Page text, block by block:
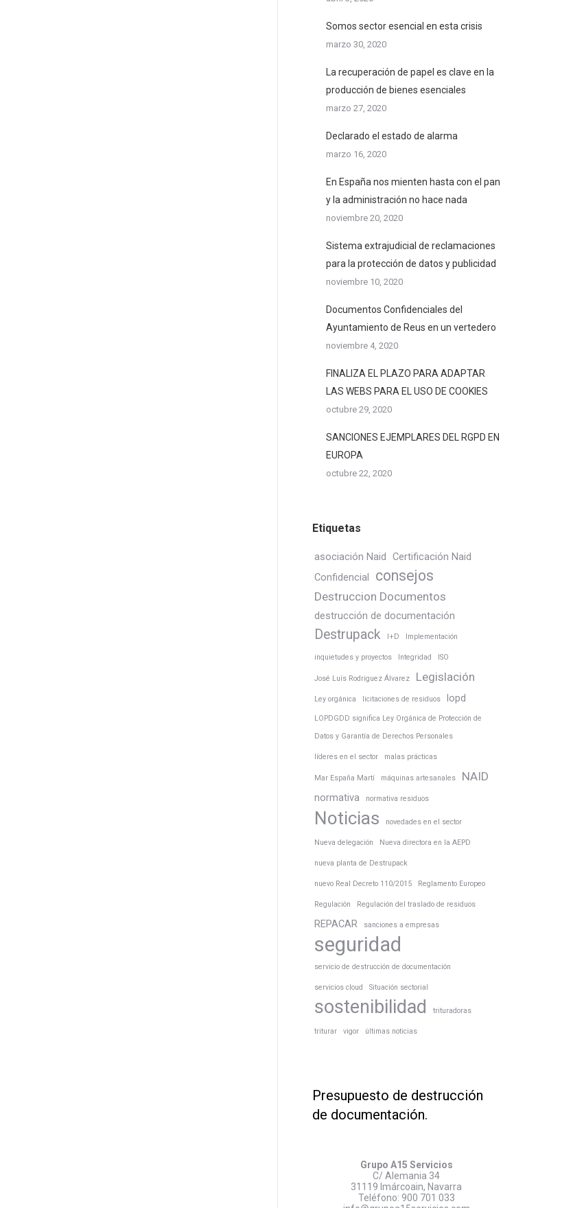
Somos sector esencial en esta crisis
marzo 30, 2020
La recuperación de papel es clave en la
producción de bienes esenciales
marzo 27, 2020
Declarado el estado de alarma
marzo 16, 2020
En España nos mienten hasta con el pan
y la administración no hace nada
noviembre 20, 2020
Sistema extrajudicial de reclamaciones
para la protección de datos y publicidad
noviembre 10, 2020
Documentos Confidenciales del
Ayuntamiento de Reus en un vertedero
noviembre 4, 2020
FINALIZA EL PLAZO PARA ADAPTAR
LAS WEBS PARA EL USO DE COOKIES
octubre 29, 2020
SANCIONES EJEMPLARES DEL RGPD EN
EUROPA
octubre 22, 2020
Etiquetas
asociación Naid Certificación Naid
Confidencial
consejos
Destruccion Documentos
destrucción de documentación
Destrupack I+D Implementación
inquietudes y proyectos Integridad ISO
José Luís Rodriguez Álvarez Legislación
Ley orgánica licitaciones de residuos lopd
LOPDGDD significa Ley Orgánica de Protección de
Datos y Garantía de Derechos Personales
líderes en el sector malas prácticas
Mar España Martí máquinas artesanales NAID
normativa normativa residuos
Noticias novedades en el sector
Nueva delegación Nueva directora en la AEPD
nueva planta de Destrupack
nuevo Real Decreto 110/2015 Reglamento Europeo
Regulación Regulación del traslado de residuos
REPACAR sanciones a empresas
seguridad
servicio de destrucción de documentación
servicios cloud Situación sectorial
sostenibilidad trituradoras
triturar vigor últimas noticias
Presupuesto de destrucción
de documentación.
Grupo A15 Servicios
C/ Alemania 34
31119 Imárcoain, Navarra
Teléfono: 900 701 033